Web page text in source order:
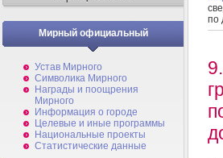
Мирный официальный
Устав Мирного
Символика Мирного
Награды и поощрения
Мирного
Информация о городе
Целевые и иные программы
Национальные проекты
Статистические данные
по